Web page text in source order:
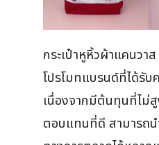
กระเป๋าหูหิ้วผ้าแคนวา
โปรโมทแบรนด์ที่ได้รั
เนื่องจากมีต้นทุนที่ไม่
ตอบแทนที่ดี สามารถน